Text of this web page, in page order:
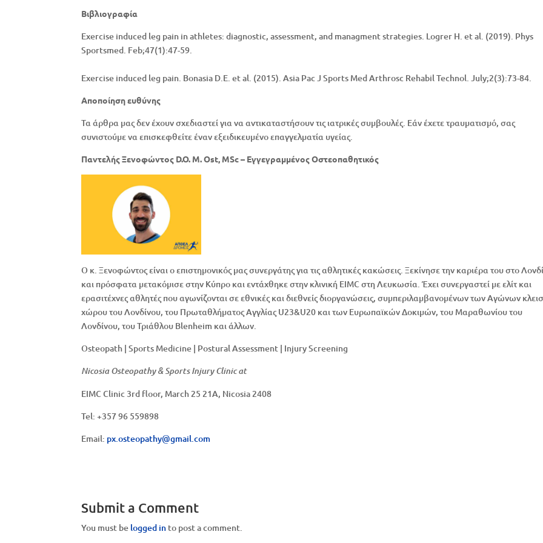
Βιβλιογραφία
Exercise induced leg pain in athletes: diagnostic, assessment, and managment strategies. Logrer H. et al. (2019). Phys
Sportsmed. Feb;47(1):47-59.
Exercise induced leg pain. Bonasia D.E. et al. (2015). Asia Pac J Sports Med Arthrosc Rehabil Technol. July;2(3):73-84.
Αποποίηση ευθύνης
Τα άρθρα μας δεν έχουν σχεδιαστεί για να αντικαταστήσουν τις ιατρικές συμβουλές. Εάν έχετε τραυματισμό, σας
συνιστούμε να επισκεφθείτε έναν εξειδικευμένο επαγγελματία υγείας.
Παντελής Ξενοφώντος D.O. M. Ost, MSc – Εγγεγραμμένος Οστεοπαθητικός
Ο κ. Ξενοφώντος είναι ο επιστημονικός μας συνεργάτης για τις αθλητικές κακώσεις. Ξεκίνησε την καριέρα του στο
και πρόσφατα μετακόμισε στην Κύπρο και εντάχθηκε στην κλινική EIMC στη Λευκωσία. Έχει συνεργαστεί με ελίτ και
ερασιτέχνες αθλητές που αγωνίζονται σε εθνικές και διεθνείς διοργανώσεις, συμπεριλαμβανομένων των Αγώνων
χώρου του Λονδίνου, του Πρωταθλήματος Αγγλίας U23&U20 και των Ευρωπαϊκών Δοκιμών, του Μαραθωνίου του
Λονδίνου, του Τριάθλου Blenheim και άλλων.
Osteopath | Sports Medicine | Postural Assessment | Injury Screening
Nicosia Osteopathy & Sports Injury Clinic at
EIMC Clinic 3rd floor, March 25 21A, Nicosia 2408
Tel: +357 96 559898
Email: px.osteopathy@gmail.com
Submit a Comment
You must be logged in to post a comment.